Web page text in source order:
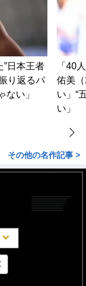
”日本王者
り返るパ
ない」
「40
佑美
い」“
い」
その他の名作記事 >